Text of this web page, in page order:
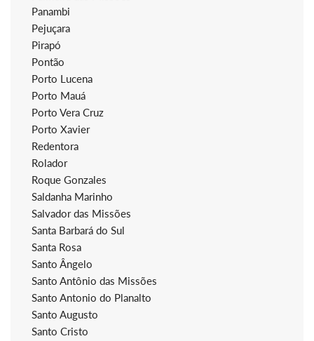
Panambi
Pejuçara
Pirapó
Pontão
Porto Lucena
Porto Mauá
Porto Vera Cruz
Porto Xavier
Redentora
Rolador
Roque Gonzales
Saldanha Marinho
Salvador das Missões
Santa Barbará do Sul
Santa Rosa
Santo Ângelo
Santo Antônio das Missões
Santo Antonio do Planalto
Santo Augusto
Santo Cristo